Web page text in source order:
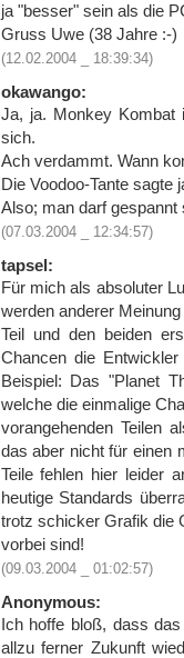
ja "besser" sein als die
Gruss Uwe (38 Jahre :-)
(12.02.2004 _ 18:39:34)
okawango:
Ja, ja. Monkey Kombat
sich.
Ach verdammt. Wann
Die Voodoo-Tante sagte
Also; man darf gespannt
(07.03.2004 _ 12:34:57)
tapsel:
Für mich als absoluter
werden anderer
Teil und den beiden
Chancen die
Beispiel: Das "Planet
welche die einmalige
vorangehenden Teilen
das aber nicht für einen
Teile fehlen hier leider
heutige Standards
trotz schicker Grafik die
vorbei sind!
(09.03.2004 _ 01:02:57)
Anonymous:
Ich hoffe bloß, dass
allzu ferner Zukunft